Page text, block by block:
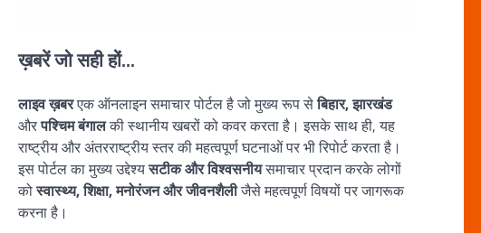
ख़बरें जो सही हों...
लाइव ख़बरएक ऑनलाइन समाचार पोर्टल है जो मुख्य रूप सेबिहार, झारखंड
औरपश्चिम बंगालकी स्थानीय खबरों को कवर करता है। इसके साथ ही, यह
राष्ट्रीय और अंतरराष्ट्रीय स्तर की महत्वपूर्ण घटनाओं पर भी रिपोर्ट करता है।
इस पोर्टल का मुख्य उद्देश्यसटीक और विश्वसनीयसमाचार प्रदान करके लोगों
कोस्वास्थ्य, शिक्षा, मनोरंजन और जीवनशैलीजैसे महत्वपूर्ण विषयों पर जागरूक
करना है।